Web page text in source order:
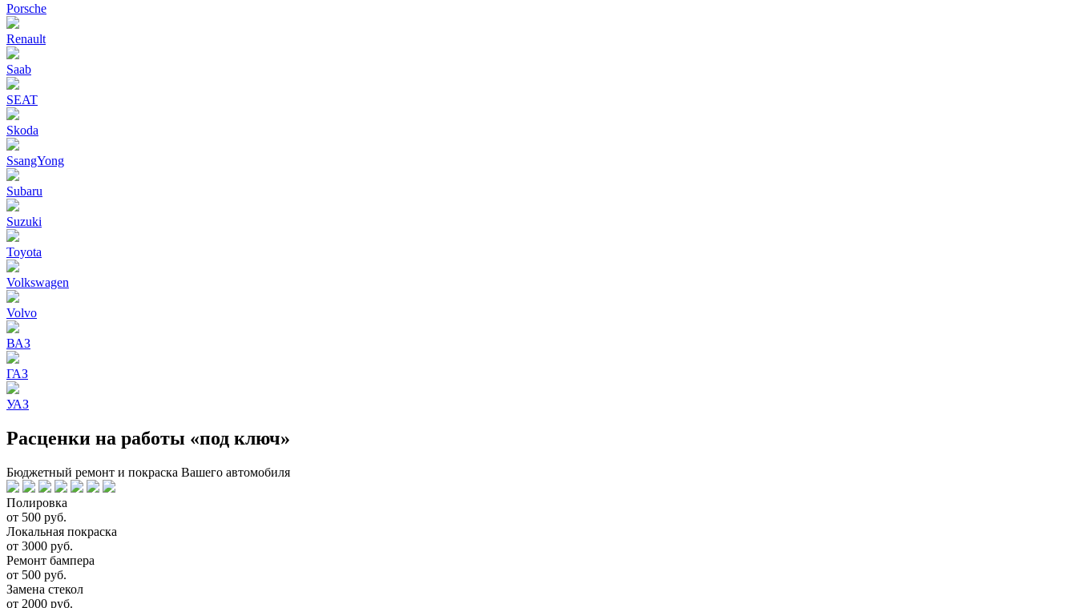
Porsche
Renault
Saab
SEAT
Skoda
SsangYong
Subaru
Suzuki
Toyota
Volkswagen
Volvo
ВАЗ
ГАЗ
УАЗ
Расценки на работы «под ключ»
Бюджетный ремонт и покраска Вашего автомобиля
Полировка
от 500 руб.
Локальная покраска
от 3000 руб.
Ремонт бампера
от 500 руб.
Замена стекол
от 2000 руб.